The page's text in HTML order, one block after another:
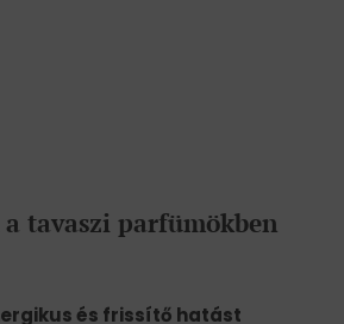
tavaszi parfümökben
és frissítő hatást